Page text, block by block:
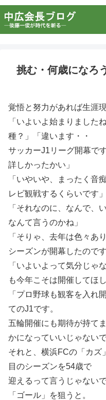
挑む・何歳になろ
覚悟と努力があれば生涯
「いよいよ始まりました
種？」「違います・・
サッカーJ1リーグ開幕で
詳しかったかい」
「いやいや、まったく音
レビ観戦するくらいです」
「それなのに、なんで、
なんて言うのかね」
「そりゃ、去年は色々あ
シーズンが開幕したのです
「いよいよって気分じゃ
も今年こそは開催してほし
「プロ野球も観客を入れ
てのJ1です。
五輪開催にも期待が持て
かになっていいじゃないで
それと、横浜FCの「カズ
目のシーズンを54歳で
迎えるって言うじゃない
「ゴール」を狙うと。